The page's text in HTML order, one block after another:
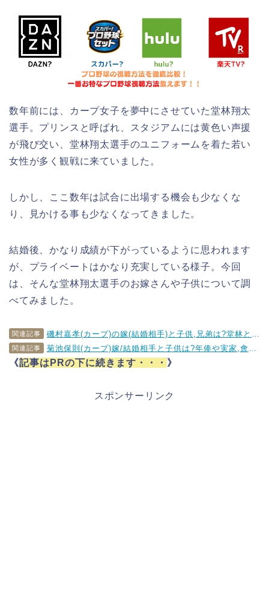
数年前には、カープ女子を夢中にさせていた堂林翔太
選手。プリンスと呼ばれ、スタジアムには黄色い声援
が飛び交い、堂林翔太選手のユニフォームを着た若い
女性が多く観戦に来ていました。
しかし、ここ数年は試合に出場する機会も少なくな
り、見かける事も少なくなってきました。
結婚後、かなり成績が下がっているように思われます
が、プライベートはかなり充実している様子。今回
は、そんな堂林翔太選手のお嫁さんや子供について調
べてみました。
関連記事 磯村嘉孝(カープ)の嫁(結婚相手)と子供,兄弟は?堂林と甲子園出場!年俸推移も
関連記事 菊池保則(カープ)嫁/結婚相手と子供は?年俸や実家,會澤翼との関係は？
《記事はPRの下に続きます・・・ 》
スポンサーリンク